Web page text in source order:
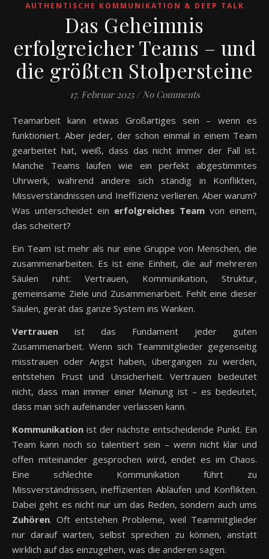
AUTHENTISCHE KOMMUNIKATION & DEEP TALK
Das Geheimnis
erfolgreicher Teams – und
die größten Stolpersteine
17. Februar 2025 / No Comments
Teamarbeit kann etwas Großartiges sein – wenn es
funktioniert. Aber jeder, der schon einmal in einem Team
gearbeitet hat, weiß, dass das nicht immer der Fall ist.
Manche Teams laufen wie ein perfekt abgestimmtes
Uhrwerk, während andere sich ständig in Konflikten,
Missverständnissen und Ineffizienz verlieren. Aber warum?
Was unterscheidet ein erfolgreiches Team von einem,
das scheitert?
Ein Team ist mehr als nur eine Gruppe von Menschen, die
zusammenarbeiten. Es ist eine Einheit, die auf mehreren
Säulen ruht: Vertrauen, Kommunikation, Struktur,
gemeinsame Ziele und Zusammenarbeit. Fehlt eine dieser
Säulen, gerät das ganze System ins Wanken.
Vertrauen ist das Fundament jeder guten
Zusammenarbeit. Wenn sich Teammitglieder gegenseitig
misstrauen oder Angst haben, übergangen zu werden,
entstehen Frust und Unsicherheit. Vertrauen bedeutet
nicht, dass man immer einer Meinung ist – es bedeutet,
dass man sich aufeinander verlassen kann.
Kommunikation ist der nächste entscheidende Punkt. Ein
Team kann noch so talentiert sein – wenn nicht klar und
offen miteinander gesprochen wird, endet es im Chaos.
Eine schlechte Kommunikation führt zu
Missverständnissen, ineffizienten Abläufen und Konflikten.
Dabei geht es nicht nur um das Reden, sondern auch ums
Zuhören. Oft entstehen Probleme, weil Teammitglieder
nur darauf warten, selbst sprechen zu können, anstatt
wirklich auf das einzugehen, was die anderen sagen.